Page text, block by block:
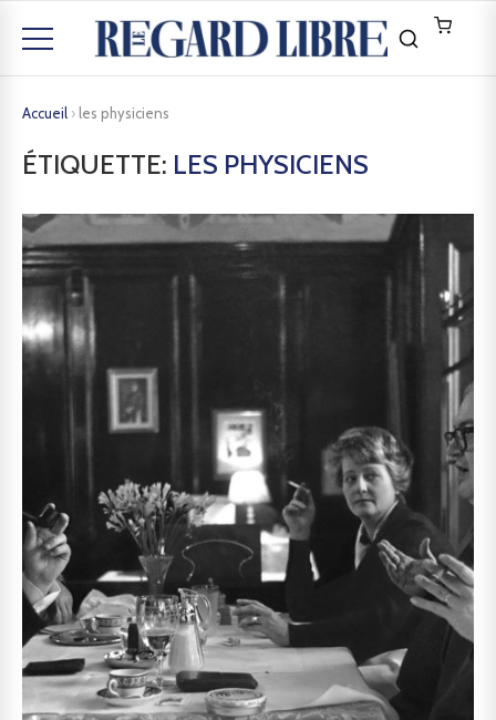
Accueil › les physiciens
ÉTIQUETTE: LES PHYSICIENS